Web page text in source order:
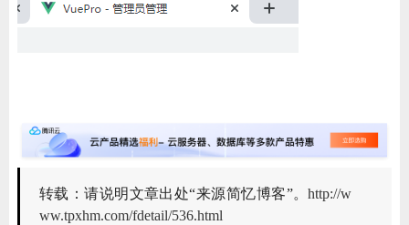
转载：请说明文章出处“来源简忆博客”。http://w
ww.tpxhm.com/fdetail/536.html